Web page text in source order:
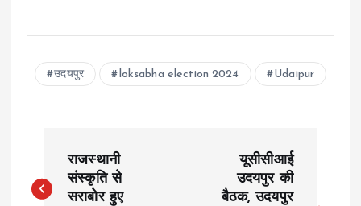
उदयपुर loksabha election 2024 Udaipur
o
राजस्थानी
संस्कृति से
सराबोर हुए
यूसीसीआई
उदयपुर की
बैठक, उदयपुर